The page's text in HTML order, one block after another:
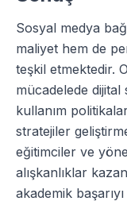
Sosyal medya
maliyet hem de
teşkil etmektedir.
mücadelede dijital
kullanım
stratejiler
eğitimciler ve
alışkanlıklar
akademik